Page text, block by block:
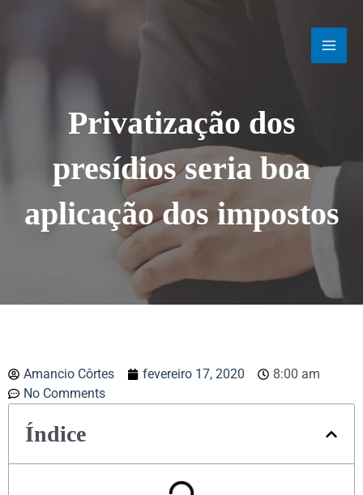
Privatização dos
presídios seria boa
aplicação dos impostos
Amancio Côrtes fevereiro 17, 2020
8:00 am
No Comments
Índice